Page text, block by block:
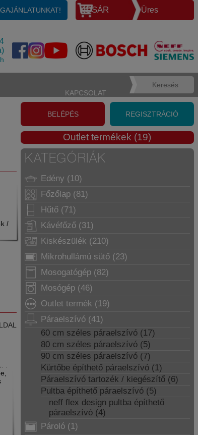
KOSÁR Üres
KAPCSOLAT
/
.
BELÉPÉS REGISZTRÁCIÓ
Outlet termékek (19)
KATEGÓRIÁK
Edény (10)
Főzőlap (81)
Hűtő (71)
Kávéfőző (31)
Kiskészülék (210)
Mikrohullámú sütő (23)
Mosogatógép (82)
Mosógép (46)
Outlet termék (19)
Páraelszívó (41)
60 cm széles páraelszívó (17)
80 cm széles páraelszívó (5)
90 cm széles páraelszívó (7)
Kürtőbe építhető páraelszívó (1)
Páraelszívó tartozék / kiegészítő (6)
Pultba építhető páraelszívó (5)
neff flex design pultba építhető
páraelszívó (4)
Pároló (1)